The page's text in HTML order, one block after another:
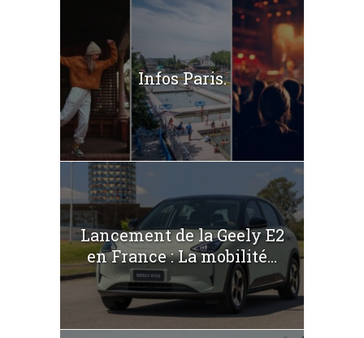
Infos Paris.
Lancement de la Geely E2
en France : La mobilité...